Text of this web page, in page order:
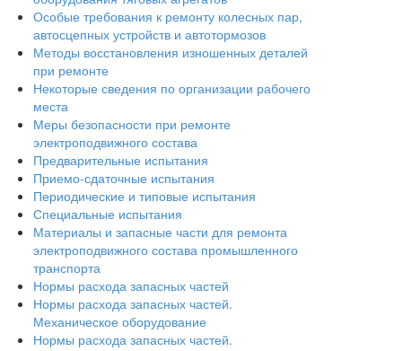
Особые требования к ремонту колесных пар,
автосцепных устройств и автотормозов
Методы восстановления изношенных деталей
при ремонте
Некоторые сведения по организации рабочего
места
Меры безопасности при ремонте
электроподвижного состава
Предварительные испытания
Приемо-сдаточные испытания
Периодические и типовые испытания
Специальные испытания
Материалы и запасные части для ремонта
электроподвижного состава промышленного
транспорта
Нормы расхода запасных частей
Нормы расхода запасных частей.
Механическое оборудование
Нормы расхода запасных частей.